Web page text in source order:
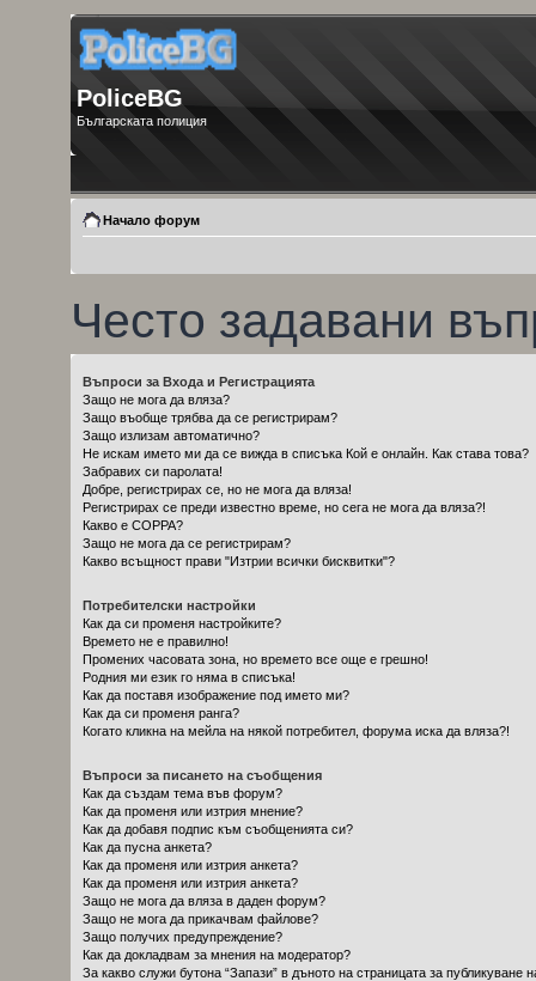
PoliceBG
Българската полиция
Начало форум
Често задавани
Въпроси за Входа и Регистрацията
Защо не мога да вляза?
Защо въобще трябва да се регистрирам?
Защо излизам автоматично?
Не искам името ми да се вижда в списъка Кой е онлайн. Как става това?
Забравих си паролата!
Добре, регистрирах се, но не мога да вляза!
Регистрирах се преди известно време, но сега не мога да вляза?!
Какво е COPPA?
Защо не мога да се регистрирам?
Какво всъщност прави "Изтрии всички бисквитки"?
Потребителски настройки
Как да си променя настройките?
Времето не е правилно!
Промених часовата зона, но времето все още е грешно!
Родния ми език го няма в списъка!
Как да поставя изображение под името ми?
Как да си променя ранга?
Когато кликна на мейла на някой потребител, форума иска да вляза?!
Въпроси за писането на съобщения
Как да създам тема във форум?
Как да променя или изтрия мнение?
Как да добавя подпис към съобщенията си?
Как да пусна анкета?
Как да променя или изтрия анкета?
Как да променя или изтрия анкета?
Защо не мога да вляза в даден форум?
Защо не мога да прикачвам файлове?
Защо получих предупреждение?
Как да докладвам за мнения на модератор?
За какво служи бутона “Запази” в дъното на страницата за публикуване